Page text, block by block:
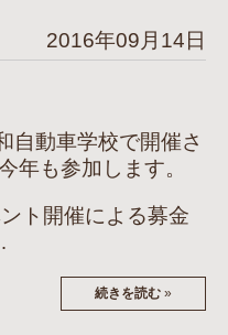
2016年09月14日
自動車学校で開催さ
年も参加します。
ト開催による募金
続きを読む »